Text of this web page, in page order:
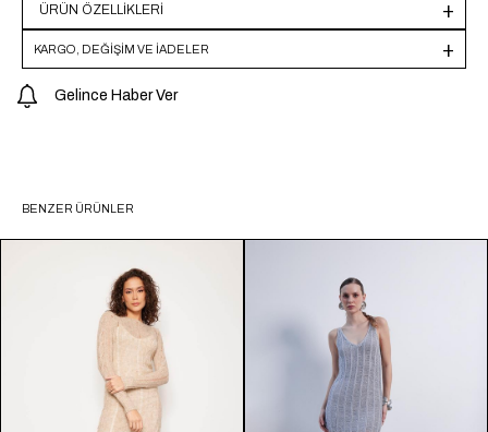
ÜRÜN ÖZELLIKLERI
KARGO, DEĞİŞİM VE İADELER
Gelince Haber Ver
BENZER ÜRÜNLER